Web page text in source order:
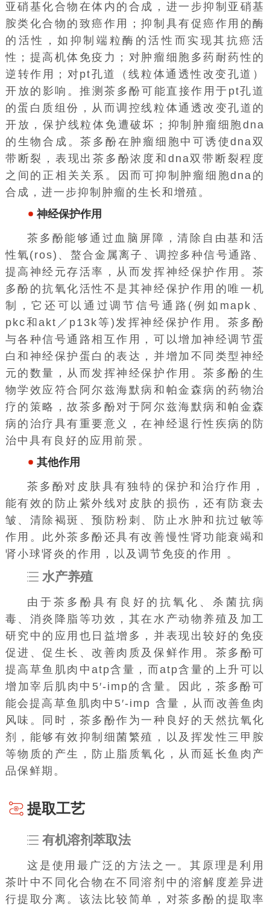
亚硝基化合物在体内的合成，进一步抑制亚硝基
胺类化合物的致癌作用；抑制具有促癌作用的酶
的活性，如抑制端粒酶的活性而实现其抗癌活
性；提高机体免疫力；对肿瘤细胞多药耐药性的
逆转作用；对pt孔道（线粒体通透性改变孔道）
开放的影响。推测茶多酚可能直接作用于pt孔道
的蛋白质组份，从而调控线粒体通透改变孔道的
开放，保护线粒体免遭破坏；抑制肿瘤细胞dna
的生物合成。茶多酚在肿瘤细胞中可诱使dna双
带断裂，表现出茶多酚浓度和dna双带断裂程度
之间的正相关关系。因而可抑制肿瘤细胞dna的
合成，进一步抑制肿瘤的生长和增殖。
神经保护作用
茶多酚能够通过血脑屏障，清除自由基和活
性氧(ros)、螯合金属离子、调控多种信号通路、
提高神经元存活率，从而发挥神经保护作用。茶
多酚的抗氧化活性不是其神经保护作用的唯一机
制，它还可以通过调节信号通路(例如mapk、
pkc和akt／p13k等)发挥神经保护作用。茶多酚
与各种信号通路相互作用，可以增加神经调节蛋
白和神经保护蛋白的表达，并增加不同类型神经
元的数量，从而发挥神经保护作用。茶多酚的生
物学效应符合阿尔兹海默病和帕金森病的药物治
疗的策略，故茶多酚对于阿尔兹海默病和帕金森
病的治疗具有重要意义，在神经退行性疾病的防
治中具有良好的应用前景。
其他作用
茶多酚对皮肤具有独特的保护和治疗作用，
能有效的防止紫外线对皮肤的损伤，还有防衰去
皱、清除褐斑、预防粉刺、防止水肿和抗过敏等
作用。此外茶多酚还具有改善慢性肾功能衰竭和
肾小球肾炎的作用，以及调节免疫的作用 。
水产养殖
由于茶多酚具有良好的抗氧化、杀菌抗病
毒、消炎降脂等功效，其在水产动物养殖及加工
研究中的应用也日益增多，并表现出较好的免疫
促进、促生长、改善肉质及保鲜作用。茶多酚可
提高草鱼肌肉中atp含量，而atp含量的上升可以
增加宰后肌肉中5′-imp的含量。因此，茶多酚可
能会提高草鱼肌肉中5′-imp 含量，从而改善鱼肉
风味。同时，茶多酚作为一种良好的天然抗氧化
剂，能够有效抑制细菌繁殖，以及挥发性三甲胺
等物质的产生，防止脂质氧化，从而延长鱼肉产
品保鲜期。
提取工艺
有机溶剂萃取法
这是使用最广泛的方法之一。其原理是利用
茶叶中不同化合物在不同溶剂中的溶解度差异进
行提取分离。该法比较简单，对茶多酚的提取率